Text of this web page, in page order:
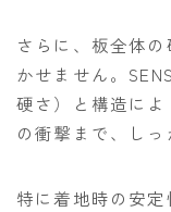
さらに、板全体
かせません。
硬さ）と構造に
の衝撃まで、しっ
特に着地時の安